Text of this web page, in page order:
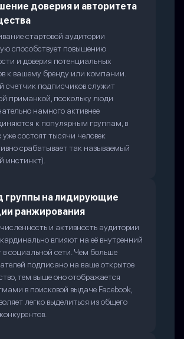
доверия и авторитета
стартовой аудитории
способствует повышению
и доверия потенциальных
к вашему бренду или компании.
счетчик подписчиков служит
приманкой, поскольку люди
намного активнее
к популярным группам, в
уже состоят тысячи человек
срабатывает так называемый
инстинкт).
группы на лидирующие
ранжирования
и активность аудитории
влияют на её внутренний
в социальной сети. Чем больше
подписано на ваше открытое
тем выше оно отображается
в поисковой выдаче Facebook,
легко выделиться из общего